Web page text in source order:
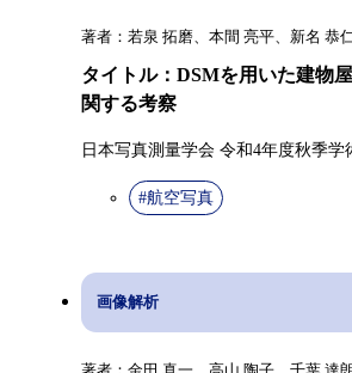
著者：若泉 拓磨、本間 亮平、新名 恭
タイトル：DSMを用いた建物
関する考察
日本写真測量学会 令和4年度秋季学
#航空写真
画像解析